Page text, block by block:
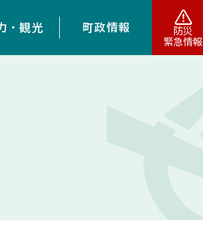
・観光 町政情報
防災
緊急情報